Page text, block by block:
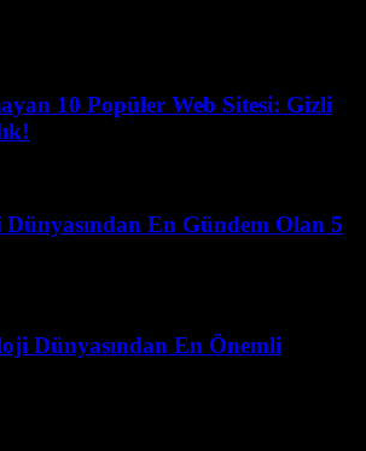
10 Popüler Web Sitesi: Gizli
En Gündem Olan 5
Dünyasından En Önemli